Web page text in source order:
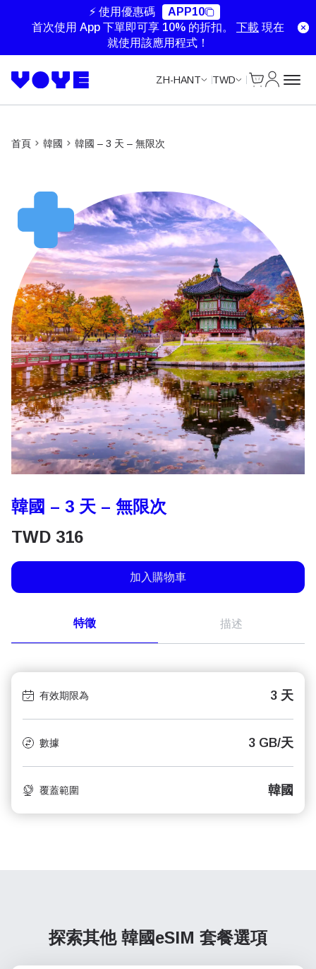
⚡ 使用優惠碼
APP10
首次使用 App 下單即可享 10% 的折扣。 下載 現在
就使用該應用程式！
ZH-HANT TWD
首頁 韓國​ 韓國 – 3 天 – 無限次
韓國 – 3 天 – 無限次
TWD 316
加入購物車
特徵 描述
有效期限為 3 天
數據 3 GB/天
覆蓋範圍 韓國​
探索其他 韓國​eSIM 套餐選項